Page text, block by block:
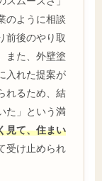
のように相談
前後のやり取
また、外壁塗
入れた提案が
れるため、結
た」という満
見て、住まい
受け止められ